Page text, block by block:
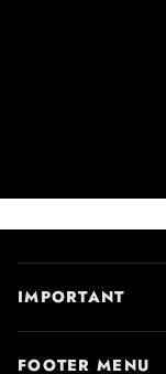
IMPORTANT
FOOTER MENU